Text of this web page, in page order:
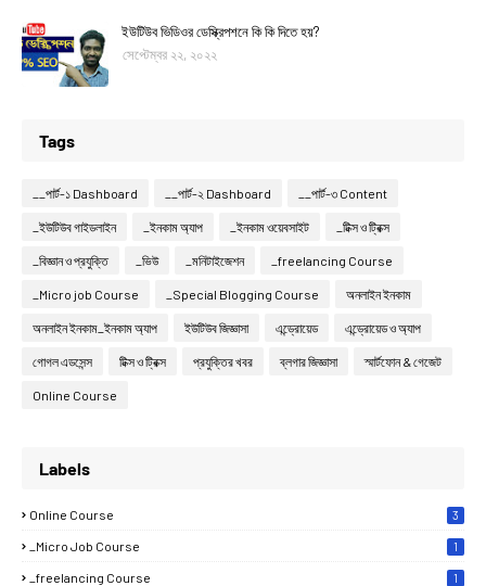
ইউটিউব ভিডিওর ডেস্ক্রিপশনে কি কি দিতে হয়?
সেপ্টেম্বর ২২, ২০২২
Tags
__পার্ট-১ Dashboard __পার্ট-২ Dashboard __পার্ট-৩ Content
_ইউটিউব গাইডলাইন _ইনকাম অ্যাপ _ইনকাম ওয়েবসাইট _টিক্স ও ট্রিক্স
_বিজ্ঞান ও প্রযুক্তি _ভিউ _মনিটাইজেশন _freelancing Course
_Micro job Course _Special Blogging Course অনলাইন ইনকাম
অনলাইন ইনকাম_ইনকাম অ্যাপ ইউটিউব জিজ্ঞাসা এন্ড্রোয়েড এন্ড্রোয়েড ও অ্যাপ
গোগল এডসেন্স টিক্স ও ট্রিক্স প্রযুক্তির খবর ব্লগার জিজ্ঞাসা স্মার্টফোন & গেজেট
Online Course
Labels
Online Course 3
_Micro Job Course 1
_freelancing Course 1